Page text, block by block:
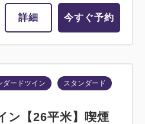
詳細 今すぐ予約
ダードツイン スタンダード
ン【26平米】喫煙